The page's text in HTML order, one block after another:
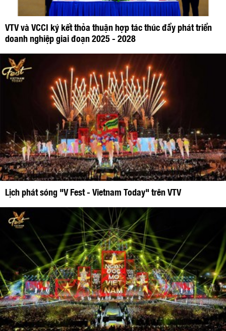
VTV và VCCI ký kết thỏa thuận hợp tác thúc đẩy phát triển
doanh nghiệp giai đoạn 2025 - 2028
Lịch phát sóng "V Fest - Vietnam Today" trên VTV